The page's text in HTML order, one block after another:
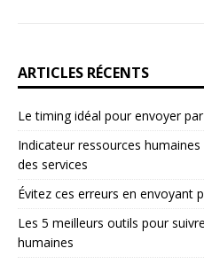
ARTICLES RÉCENTS
Le timing idéal pour envoyer
Indicateur ressources
des services
Évitez ces erreurs en envoyant
Les 5 meilleurs outils pour
humaines